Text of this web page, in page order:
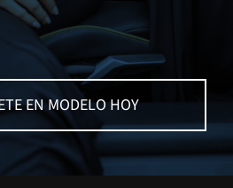
EN MODELO HOY